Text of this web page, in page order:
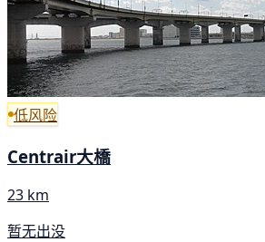
低风险
Centrair大橋
23 km
暂无出没